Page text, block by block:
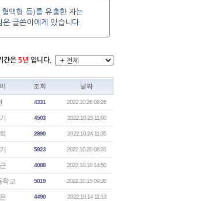
액형 등)를 유출한 자는
글쓴이에게 있습니다.
간은 5년 입니다.
조회 날짜
4331 2022.10.26 08:26
4503 2022.10.25 11:00
2890 2022.10.24 11:35
5923 2022.10.20 08:31
4088 2022.10.18 14:50
학교 5019 2022.10.15 09:30
4490 2022.10.14 11:13